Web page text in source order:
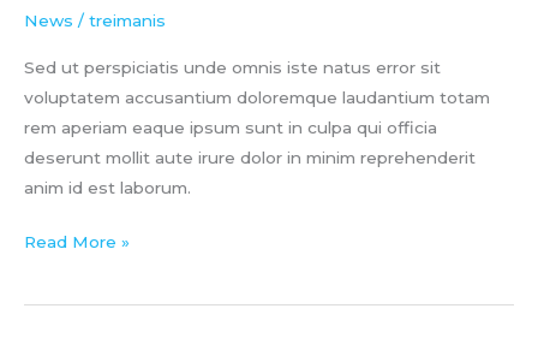
News / treimanis
Sed ut perspiciatis unde omnis iste natus error sit
voluptatem accusantium doloremque laudantium totam
rem aperiam eaque ipsum sunt in culpa qui officia
deserunt mollit aute irure dolor in minim reprehenderit
anim id est laborum.
Read More »